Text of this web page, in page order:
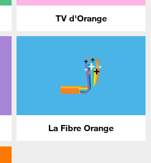
TV d'Orange
La Fibre Orange